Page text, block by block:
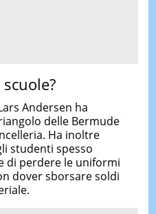
Andersen ha
delle Bermude
Ha inoltre
studenti spesso
di perdere le uniformi
dover sborsare soldi